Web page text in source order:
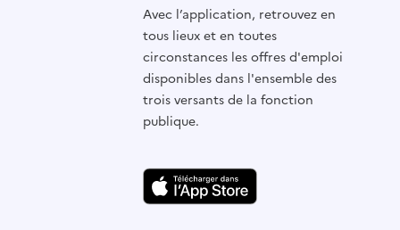
Avec l’application, retrouvez en
tous lieux et en toutes
circonstances les offres d'emploi
disponibles dans l'ensemble des
trois versants de la fonction
publique.